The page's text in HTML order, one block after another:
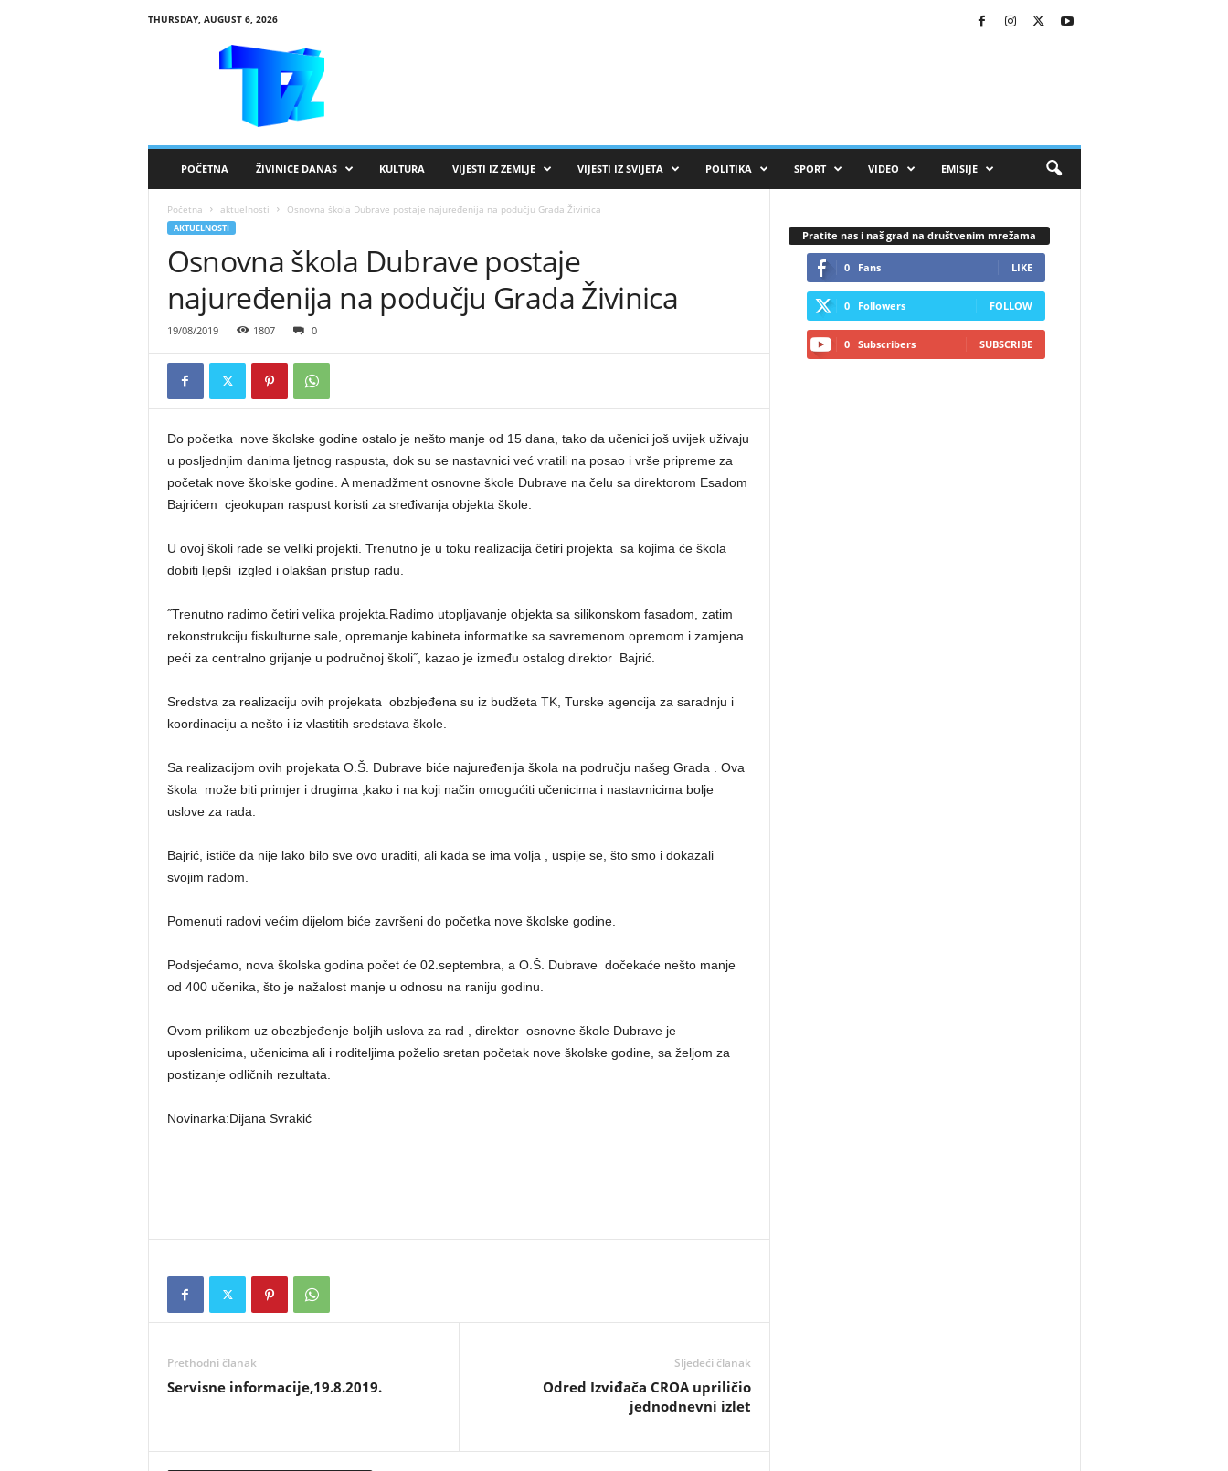
THURSDAY, AUGUST 6, 2026
POČETNA ŽIVINICE DANAS KULTURA VIJESTI IZ ZEMLJE VIJESTI IZ SVIJETA POLITIKA SPORT VIDEO EMISIJE
Početna aktuelnosti Osnovna škola Dubrave postaje najuređenija na podučju Grada Živinica
AKTUELNOSTI
Osnovna škola Dubrave postaje
najuređenija na podučju Grada Živinica
19/08/2019 1807 0
Do početka nove školske godine ostalo je nešto manje od 15 dana, tako da učenici još uvijek uživaju
u posljednjim danima ljetnog raspusta, dok su se nastavnici već vratili na posao i vrše pripreme za
početak nove školske godine. A menadžment osnovne škole Dubrave na čelu sa direktorom Esadom
Bajrićem cjeokupan raspust koristi za sređivanja objekta škole.
U ovoj školi rade se veliki projekti. Trenutno je u toku realizacija četiri projekta sa kojima će škola
dobiti ljepši izgled i olakšan pristup radu.
˝Trenutno radimo četiri velika projekta.Radimo utopljavanje objekta sa silikonskom fasadom, zatim
rekonstrukciju fiskulturne sale, opremanje kabineta informatike sa savremenom opremom i zamjena
peći za centralno grijanje u područnoj školi˝, kazao je između ostalog direktor Bajrić.
Sredstva za realizaciju ovih projekata obzbjeđena su iz budžeta TK, Turske agencija za saradnju i
koordinaciju a nešto i iz vlastitih sredstava škole.
Sa realizacijom ovih projekata O.Š. Dubrave biće najuređenija škola na području našeg Grada . Ova
škola može biti primjer i drugima ,kako i na koji način omogućiti učenicima i nastavnicima bolje
uslove za rada.
Bajrić, ističe da nije lako bilo sve ovo uraditi, ali kada se ima volja , uspije se, što smo i dokazali
svojim radom.
Pomenuti radovi većim dijelom biće završeni do početka nove školske godine.
Podsjećamo, nova školska godina počet će 02.septembra, a O.Š. Dubrave dočekaće nešto manje
od 400 učenika, što je nažalost manje u odnosu na raniju godinu.
Ovom prilikom uz obezbjeđenje boljih uslova za rad , direktor osnovne škole Dubrave je
uposlenicima, učenicima ali i roditeljima poželio sretan početak nove školske godine, sa željom za
postizanje odličnih rezultata.
Novinarka:Dijana Svrakić
Prethodni članak
Servisne informacije,19.8.2019.
Sljedeći članak
Odred Izviđača CROA upriličio
jednodnevni izlet
Pratite nas i naš grad na društvenim mrežama
0 Fans LIKE
0 Followers FOLLOW
0 Subscribers SUBSCRIBE